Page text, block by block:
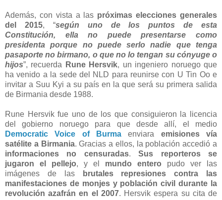
Además, con vista a las próximas elecciones generales
del 2015, “según uno de los puntos de esta
Constitución, ella no puede presentarse como
presidenta porque no puede serlo nadie que tenga
pasaporte no birmano, o que no lo tengan su cónyuge o
hijos”, recuerda Rune Hersvik, un ingeniero noruego que
ha venido a la sede del NLD para reunirse con U Tin Oo e
invitar a Suu Kyi a su país en la que será su primera salida
de Birmania desde 1988.
Rune Hersvik fue uno de los que consiguieron la licencia
del gobierno noruego para que desde allí, el medio
Democratic Voice of Burma enviara emisiones vía
satélite a Birmania. Gracias a ellos, la población accedió a
informaciones no censuradas.Sus reporteros se
jugaron el pellejo, y el mundo entero pudo ver las
imágenes de las
brutales represiones contra las
manifestaciones de monjes y población civil durante la
revolución azafrán en el 2007. Hersvik espera su cita de